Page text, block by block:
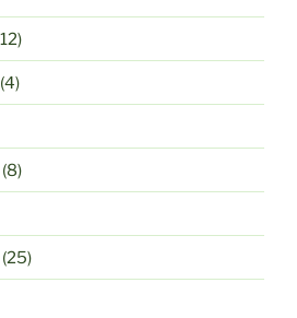
(4)
(8)
(25)